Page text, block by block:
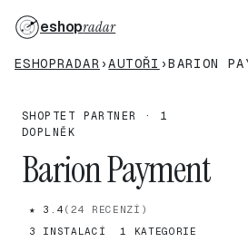
eshopradar
ESHOPRADAR ›AUTOŘI ›BARION
SHOPTET PARTNER · 1
DOPLNĚK
Barion Payment
★ 3.4 (24 RECENZÍ)
3 INSTALACÍ
1 KATEGORIE